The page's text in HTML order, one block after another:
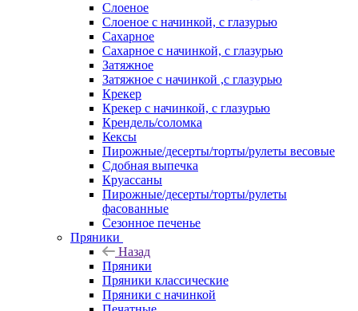
Слоеное
Слоеное с начинкой, с глазурью
Сахарное
Сахарное с начинкой, с глазурью
Затяжное
Затяжное с начинкой ,с глазурью
Крекер
Крекер с начинкой, с глазурью
Крендель/соломка
Кексы
Пирожные/десерты/торты/рулеты весовые
Сдобная выпечка
Круассаны
Пирожные/десерты/торты/рулеты
фасованные
Сезонное печенье
Пряники
Назад
Пряники
Пряники классические
Пряники с начинкой